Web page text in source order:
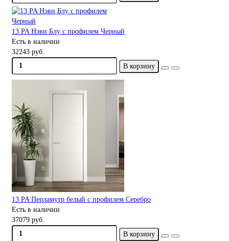
13 PA Нэви Блу с профилем Черный
Есть в наличии
32243 руб.
В корзину
13 PA Перламутр белый с профилем Серебро
Есть в наличии
37079 руб.
В корзину